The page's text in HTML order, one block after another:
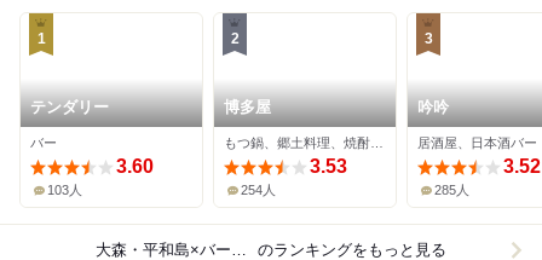
1
テンダリー
バー
3.60
103人
2
博多屋
3.53
254人
3
吟吟
居酒屋、日本酒バー
3.52
285人
大森・平和島×バー・お酒 のランキングをもっと見る